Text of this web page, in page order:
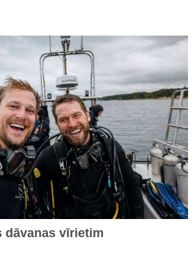
dāvanas vīrietim